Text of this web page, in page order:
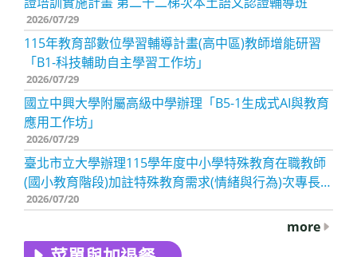
2026/07/29
115年教育部數位學習輔導計畫(高中區)教師增能研習
「B1-科技輔助自主學習工作坊」
2026/07/29
國立中興大學附屬高級中學辦理「B5-1生成式AI與教育
應用工作坊」
2026/07/29
臺北市立大學辦理115學年度中小學特殊教育在職教師
(國小教育階段)加註特殊教育需求(情緒與行為)次專長學
分班
2026/07/20
more